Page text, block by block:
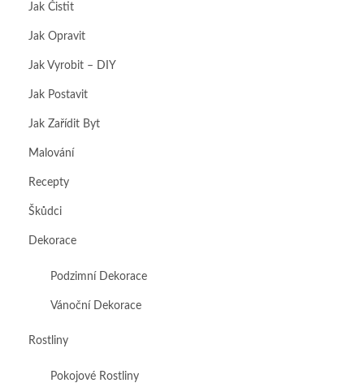
Jak Čistit
Jak Opravit
Jak Vyrobit – DIY
Jak Postavit
Jak Zařídit Byt
Malování
Recepty
Škůdci
Dekorace
Podzimní Dekorace
Vánoční Dekorace
Rostliny
Pokojové Rostliny